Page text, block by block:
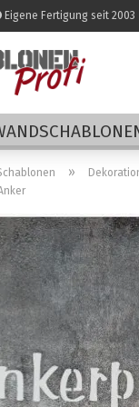
Eigene Fertigung seit 2003
»